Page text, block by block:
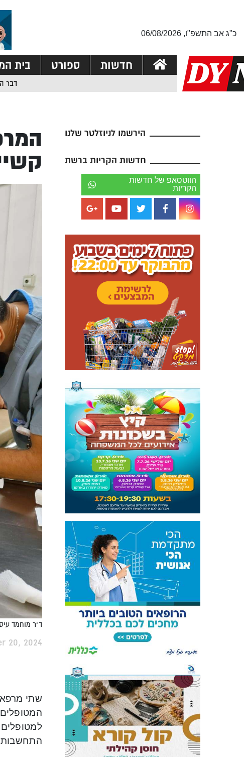
כ"ג אב התשפ"ו, 06/08/2026
חדשות ספורט בית
דבר
הירשמו לניוזלטר שלנו
חדשות הקריות ברשת
הווטסאפ של חדשות
הקריות
ד"ר מוחמד
20, 2024
שתי
המטופלים
התחשבות